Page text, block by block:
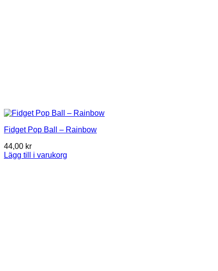
Fidget Pop Ball – Rainbow
44,00 kr
Lägg till i varukorg